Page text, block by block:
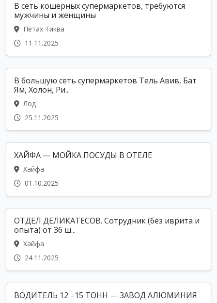
В сеть кошерных супермаркетов, требуются
мужчины и женщины
Петах Тиква
11.11.2025
В большую сеть супермаркетов Тель Авив, Бат
Ям, Холон, Ри...
Лод
25.11.2025
ХАЙФА — МОЙКА ПОСУДЫ В ОТЕЛЕ
Хайфа
01.10.2025
ОТДЕЛ ДЕЛИКАТЕСОВ. Сотрудник (без иврита и
опыта) от 36 ш...
Хайфа
24.11.2025
ВОДИТЕЛЬ 12 –15 ТОНН — ЗАВОД АЛЮМИНИЯ